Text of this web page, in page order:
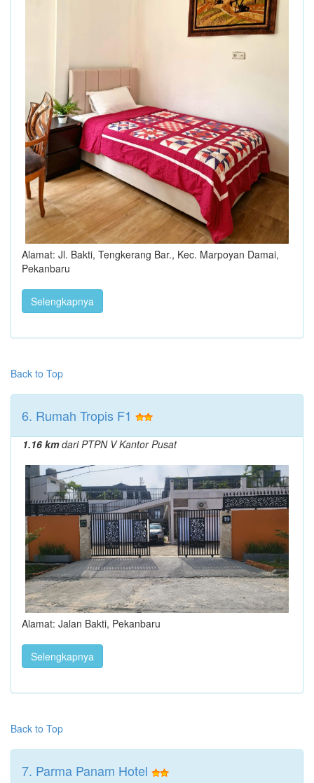
Alamat: Jl. Bakti, Tengkerang Bar., Kec. Marpoyan Damai,
Pekanbaru
Selengkapnya
Back to Top
6. Rumah Tropis F1
1.16 kmdari PTPN V Kantor Pusat
Alamat: Jalan Bakti, Pekanbaru
Selengkapnya
Back to Top
7. Parma Panam Hotel